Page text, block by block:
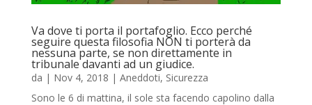
Va dove ti porta il portafoglio. Ecco perché
seguire questa filosofia NON ti porterà da
nessuna parte, se non direttamente in
tribunale davanti ad un giudice.
da | Nov 4, 2018 | Aneddoti, Sicurezza
Sono le 6 di mattina, il sole sta facendo capolino dalla